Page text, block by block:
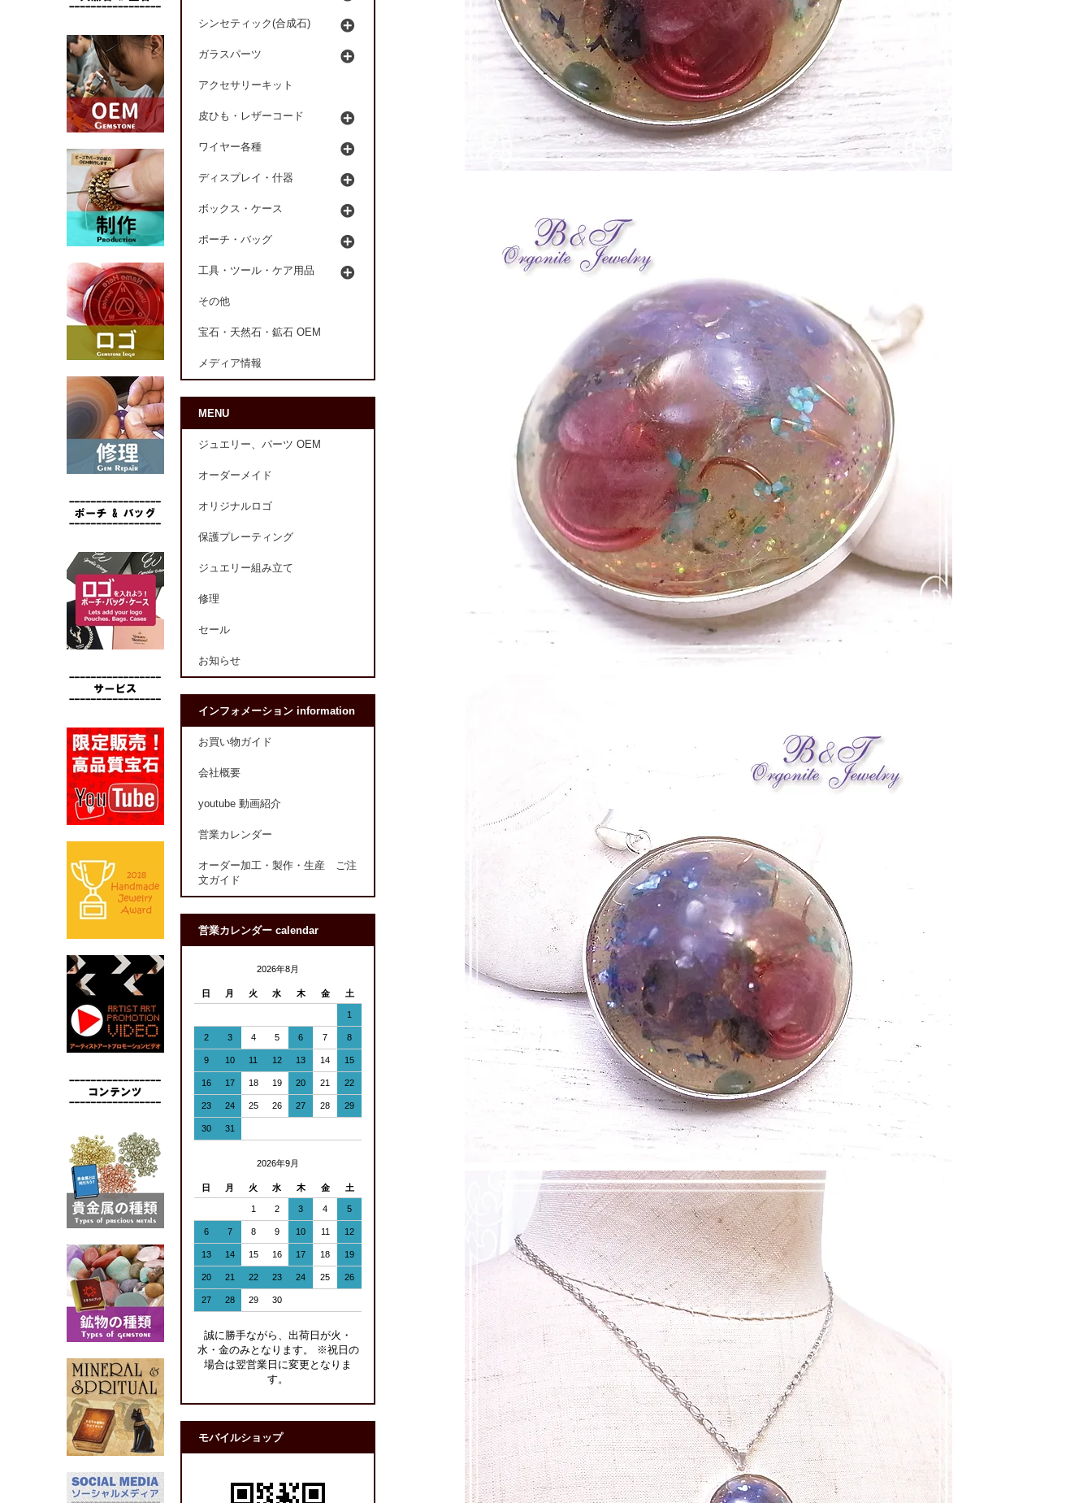
シンセティック(合成石)
ガラスパーツ
アクセサリーキット
皮ひも・レザーコード
ワイヤー各種
ディスプレイ・什器
ボックス・ケース
ポーチ・バッグ
工具・ツール・ケア用品
その他
宝石・天然石・鉱石 OEM
メディア情報
MENU
ジュエリー、パーツ OEM
オーダーメイド
オリジナルロゴ
保護プレーティング
ジュエリー組み立て
修理
セール
お知らせ
インフォメーション information
お買い物ガイド
会社概要
youtube 動画紹介
営業カレンダー
オーダー加工・製作・生産 ご注
文ガイド
営業カレンダー calendar
2026年8月
日 月 火 水 木 金 土
1
2 3 4 5 6 7 8
9 10 11 12 13 14 15
16 17 18 19 20 21 22
23 24 25 26 27 28 29
30 31
2026年9月
日 月 火 水 木 金 土
1 2 3 4 5
6 7 8 9 10 11 12
13 14 15 16 17 18 19
20 21 22 23 24 25 26
27 28 29 30
誠に勝手ながら、出荷日が火・
水・金のみとなります。 ※祝日の
場合は翌営業日に変更となりま
す。
モバイルショップ